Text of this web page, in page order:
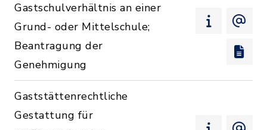
Gastschulverhältnis an einer
Grund- oder Mittelschule;
Beantragung der
Genehmigung
Gaststättenrechtliche
Gestattung für